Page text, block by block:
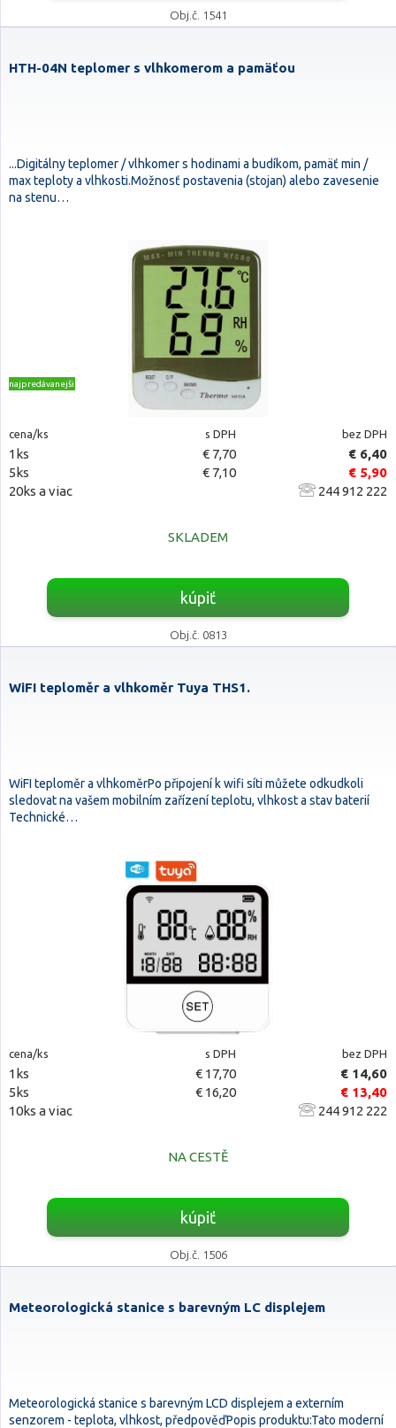
Obj.č. 1541
HTH-04N teplomer s vlhkomerom a pamäťou
...Digitálny teplomer / vlhkomer s hodinami a budíkom, pamäť min /
max teploty a vlhkosti.Možnosť postavenia (stojan) alebo zavesenie
na stenu…
najpredávanejšie
cena/ks s DPH bez DPH
1ks € 7,70
€ 6,40
5ks
€ 7,10
€ 5,90
20ks a viac
244 912 222
SKLADEM
kúpiť
Obj.č. 0813
WiFI teploměr a vlhkoměr Tuya THS1.
WiFI teploměr a vlhkoměrPo připojení k wifi síti můžete odkudkoli
sledovat na vašem mobilním zařízení teplotu, vlhkost a stav baterií
Technické…
cena/ks s DPH bez DPH
1ks € 17,70
€ 14,60
5ks
€ 16,20
€ 13,40
10ks a viac
244 912 222
NA CESTĚ
kúpiť
Obj.č. 1506
Meteorologická stanice s barevným LC displejem
Meteorologická stanice s barevným LCD displejem a externím
senzorem - teplota, vlhkost, předpověďPopis produktu:Tato moderní